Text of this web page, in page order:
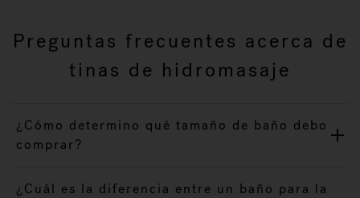
Preguntas frecuentes acerca de
tinas de hidromasaje
¿Cómo determino qué tamaño de baño debo
comprar?
¿Cuál es la diferencia entre un baño para la